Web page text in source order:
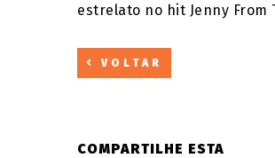
estrelato no hit Jenny From
VOLTAR
COMPARTILHE ESTA